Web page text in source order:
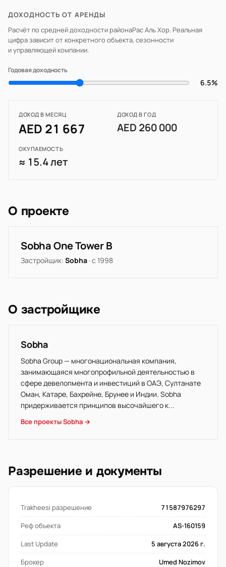
ДОХОДНОСТЬ ОТ АРЕНДЫ
Расчёт по средней доходности районаРас Аль Хор. Реальная
цифра зависит от конкретного объекта, сезонности
и управляющей компании.
Годовая доходность
6.5%
ДОХОД В МЕСЯЦ
AED 21 667
ДОХОД В ГОД
AED 260 000
ОКУПАЕМОСТЬ
≈ 15.4 лет
О проекте
Sobha One Tower B
Застройщик: Sobha · с 1998
О застройщике
Sobha
Sobha Group — многонациональная компания,
занимающаяся многопрофильной деятельностью в
сфере девелопмента и инвестиций в ОАЭ, Султанате
Оман, Катаре, Бахрейне, Брунее и Индии. Sobha
придерживается принципов высочайшего к...
Все проекты Sobha →
Разрешение и документы
Trakheesi разрешение
71587976297
Реф объекта
AS-160159
Last Update
5 августа 2026 г.
Брокер
Umed Nozimov